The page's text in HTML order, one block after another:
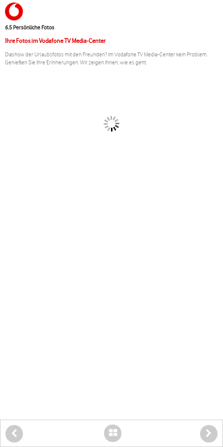
6.5 Persönliche Fotos
Ihre Fotos im Vodafone TV Media-Center
Diashow der Urlaubsfotos mit den Freunden? Im Vodafone TV Media-Center kein Problem.
Genießen Sie Ihre Erinnerungen. Wir zeigen Ihnen, wie es geht.